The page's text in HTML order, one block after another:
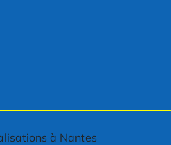
à Nantes